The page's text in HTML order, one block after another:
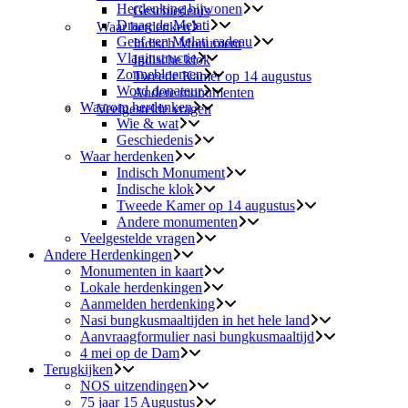
Geschiedenis
Waar herdenken
Indisch Monument
Indische klok
Tweede Kamer op 14 augustus
Andere monumenten
Veelgestelde vragen
Herdenking bijwonen
Draag de Melati
Geef een Melati cadeau
Vlaginstructie
Zonnebloemen
Word donateur
Waarom herdenken
Wie & wat
Geschiedenis
Waar herdenken
Indisch Monument
Indische klok
Tweede Kamer op 14 augustus
Andere monumenten
Veelgestelde vragen
Andere Herdenkingen
Monumenten in kaart
Lokale herdenkingen
Aanmelden herdenking
Nasi bungkusmaaltijden in het hele land
Aanvraagformulier nasi bungkusmaaltijd
4 mei op de Dam
Terugkijken
NOS uitzendingen
75 jaar 15 Augustus